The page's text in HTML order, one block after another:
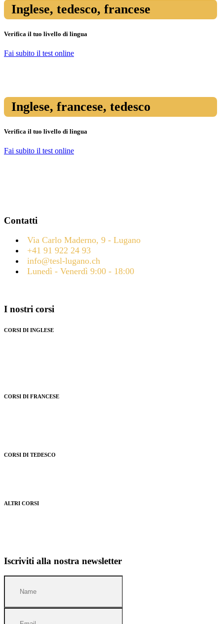
Inglese, tedesco, francese
Verifica il tuo livello di lingua
Fai subito il test online
Inglese, francese, tedesco
Verifica il tuo livello di lingua
Fai subito il test online
Contatti
Via Carlo Maderno, 9 - Lugano
+41 91 922 24 93
info@tesl-lugano.ch
Lunedì - Venerdì 9:00 - 18:00
I nostri corsi
CORSI DI INGLESE
CORSI DI FRANCESE
CORSI DI TEDESCO
ALTRI CORSI
Iscriviti alla nostra newsletter